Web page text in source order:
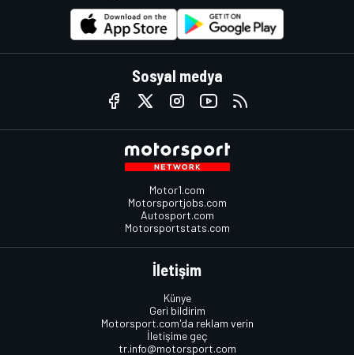
Sosyal medya
Motor1.com
Motorsportjobs.com
Autosport.com
Motorsportstats.com
İletişim
Künye
Geri bildirim
Motorsport.com'da reklam verin
İletişime geç
tr.info@motorsport.com